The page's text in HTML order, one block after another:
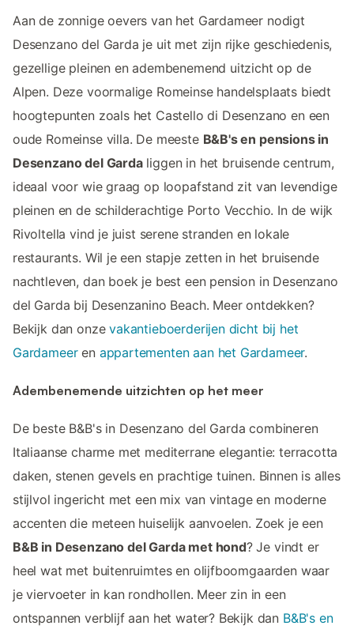
Aan de zonnige oevers van het Gardameer nodigt
Desenzano del Garda je uit met zijn rijke geschiedenis,
gezellige pleinen en adembenemend uitzicht op de
Alpen. Deze voormalige Romeinse handelsplaats biedt
hoogtepunten zoals het Castello di Desenzano en een
oude Romeinse villa. De meeste B&B's en pensions in
Desenzano del Gardaliggen in het bruisende centrum,
ideaal voor wie graag op loopafstand zit van levendige
pleinen en de schilderachtige Porto Vecchio. In de wijk
Rivoltella vind je juist serene stranden en lokale
restaurants. Wil je een stapje zetten in het bruisende
nachtleven, dan boek je best een pension in Desenzano
del Garda bij Desenzanino Beach. Meer ontdekken?
Bekijk dan onzevakantieboerderijen dicht bij het
Gardameeren appartementen aan het Gardameer.
Adembenemende uitzichten op het meer
De beste B&B's in Desenzano del Garda combineren
Italiaanse charme met mediterrane elegantie: terracotta
daken, stenen gevels en prachtige tuinen. Binnen is alles
stijlvol ingericht met een mix van vintage en moderne
accenten die meteen huiselijk aanvoelen. Zoek je een
B&B in Desenzano del Garda met hond? Je vindt er
heel wat met buitenruimtes en olijfboomgaarden waar
je viervoeter in kan rondhollen. Meer zin in een
ontspannen verblijf aan het water? Bekijk dan B&B's en